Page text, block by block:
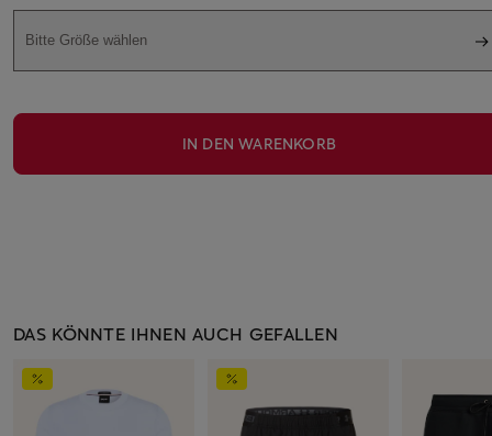
Bitte Größe wählen
IN DEN WARENKORB
DAS KÖNNTE IHNEN AUCH GEFALLEN